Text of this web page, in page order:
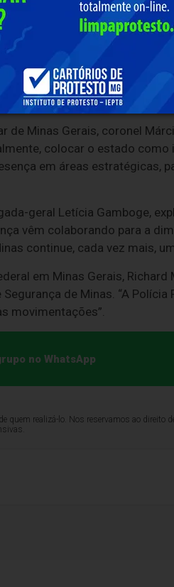
101 viaturas e duas aeronaves.
Pública de Minas
ao crime organizado. “O
Outras operações de
precisam entender que
de Minas Gerais, coronel
colocar o estado
em áreas estratégicas,
geral Letícia Gamboge,
vêm colaborando para a
continue, cada vez mais,
em Minas Gerais,
de Minas. “A
movimentações”.
no WhatsApp
quem realizá-lo. Nos reservamos ao direito